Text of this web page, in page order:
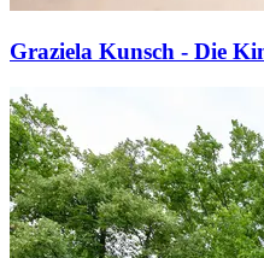
Graziela Kunsch - Die